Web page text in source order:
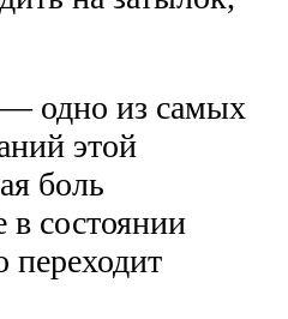
одно из самых
этой
боль
в состоянии
переходит